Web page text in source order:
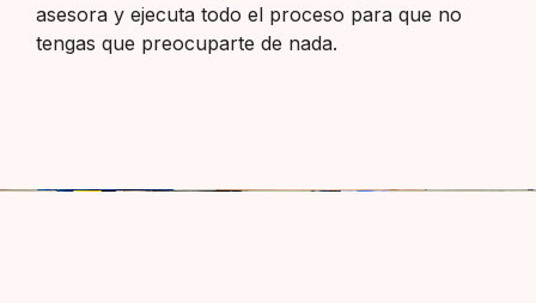
asesora y ejecuta todo el proceso para que no
tengas que preocuparte de nada.